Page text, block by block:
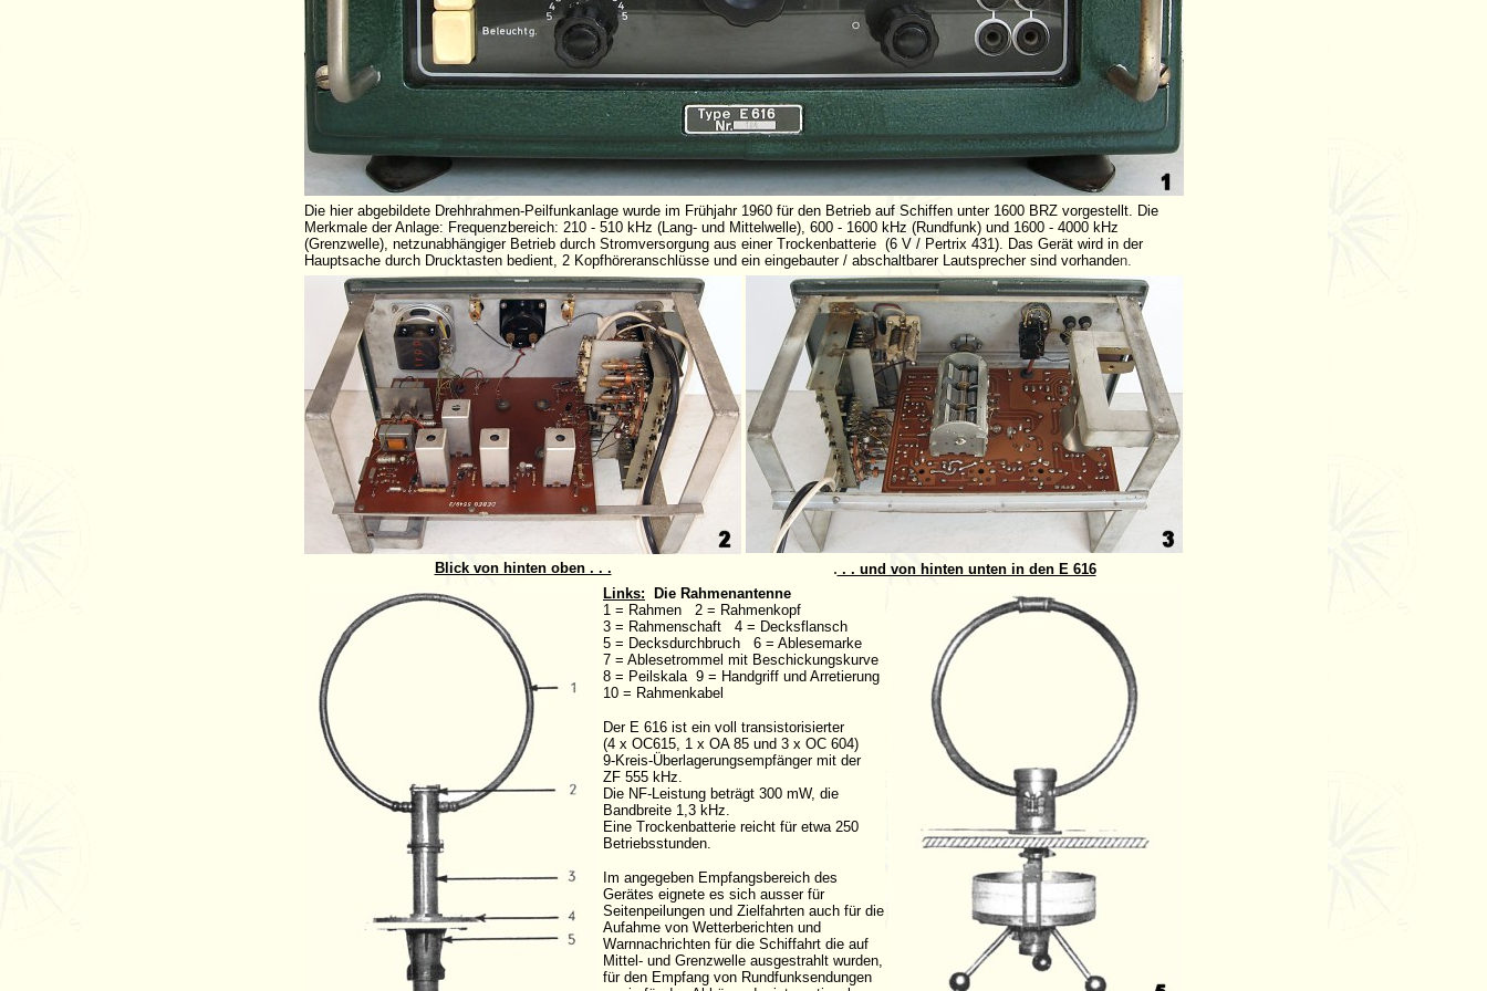
Die hier abgebildete Drehhrahmen-Peilfunkanlage wurde im Frühjahr 1960 für den Betrieb auf Schiffen unter 1600 BRZ vorgestellt. Die
Merkmale der Anlage: Frequenzbereich: 210 - 510 kHz (Lang- und Mittelwelle), 600 - 1600 kHz (Rundfunk) und 1600 - 4000 kHz
(Grenzwelle), netzunabhängiger Betrieb durch Stromversorgung aus einer Trockenbatterie (6 V / Pertrix 431). Das Gerät wird in der
Hauptsache durch Drucktasten bedient, 2 Kopfhöreranschlüsse und ein eingebauter / abschaltbarer Lautsprecher sind vorhanden.
Blick von hinten oben . . . . . . und von hinten unten in den E 616
Links: Die Rahmenantenne
1 = Rahmen 2 = Rahmenkopf
3 = Rahmenschaft 4 = Decksflansch
5 = Decksdurchbruch 6 = Ablesemarke
7 = Ablesetrommel mit Beschickungskurve
8 = Peilskala 9 = Handgriff und Arretierung
10 = Rahmenkabel
Der E 616 ist ein voll transistorisierter
(4 x OC615, 1 x OA 85 und 3 x OC 604)
9-Kreis-Überlagerungsempfänger mit der
ZF 555 kHz.
Die NF-Leistung beträgt 300 mW, die
Bandbreite 1,3 kHz.
Eine Trockenbatterie reicht für etwa 250
Betriebsstunden.
Im angegeben Empfangsbereich des
Gerätes eignete es sich ausser für
Seitenpeilungen und Zielfahrten auch für die
Aufahme von Wetterberichten und
Warnnachrichten für die Schiffahrt die auf
Mittel- und Grenzwelle ausgestrahlt wurden,
für den Empfang von Rundfunksendungen